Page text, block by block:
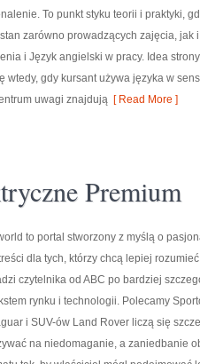
To punkt styku teorii i praktyki,
zarówno prowadzących zajęcia, jak
i Język angielski w pracy. Idea
gdy kursant używa języka w
uwagi znajdują [ Read More ]
Premium
to portal stworzony z myślą o
dla tych, którzy chcą lepiej
czytelnika od ABC po bardziej
rynku i technologii. Polecamy
i SUV-ów Land Rover liczą się
na niedomaganie, a zaniedbanie